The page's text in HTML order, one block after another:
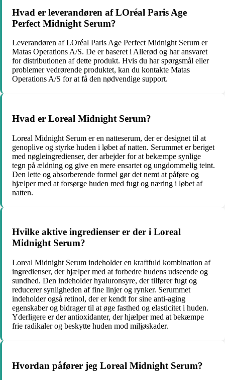
Hvad er leverandøren af LOréal Paris Age
Perfect Midnight Serum?
Leverandøren af LOréal Paris Age Perfect Midnight Serum er
Matas Operations A/S. De er baseret i Allerød og har ansvaret
for distributionen af dette produkt. Hvis du har spørgsmål eller
problemer vedrørende produktet, kan du kontakte Matas
Operations A/S for at få den nødvendige support.
Hvad er Loreal Midnight Serum?
Loreal Midnight Serum er en natteserum, der er designet til at
genoplive og styrke huden i løbet af natten. Serummet er beriget
med nøgleingredienser, der arbejder for at bekæmpe synlige
tegn på ældning og give en mere ensartet og ungdommelig teint.
Den lette og absorberende formel gør det nemt at påføre og
hjælper med at forsørge huden med fugt og næring i løbet af
natten.
Hvilke aktive ingredienser er der i Loreal
Midnight Serum?
Loreal Midnight Serum indeholder en kraftfuld kombination af
ingredienser, der hjælper med at forbedre hudens udseende og
sundhed. Den indeholder hyaluronsyre, der tilfører fugt og
reducerer synligheden af fine linjer og rynker. Serummet
indeholder også retinol, der er kendt for sine anti-aging
egenskaber og bidrager til at øge fasthed og elasticitet i huden.
Yderligere er der antioxidanter, der hjælper med at bekæmpe
frie radikaler og beskytte huden mod miljøskader.
Hvordan påfører jeg Loreal Midnight Serum?